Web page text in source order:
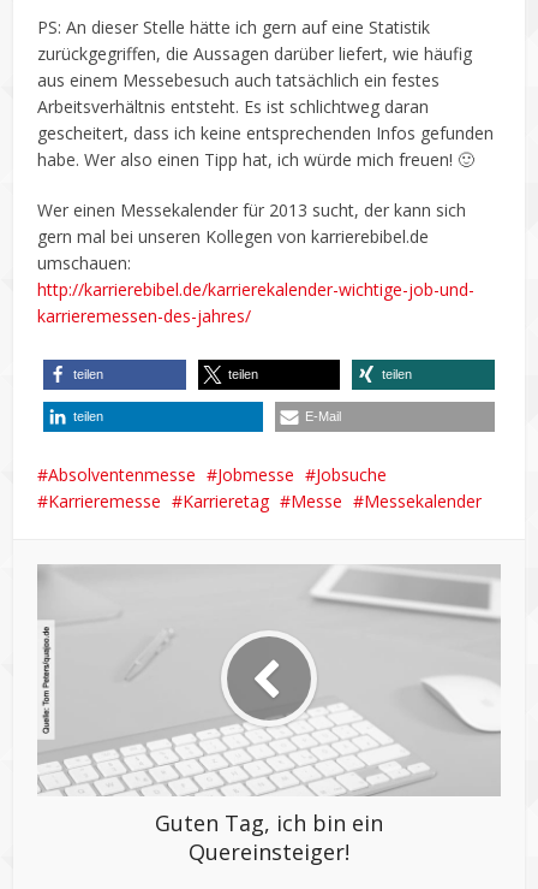
PS: An dieser Stelle hätte ich gern auf eine Statistik
zurückgegriffen, die Aussagen darüber liefert, wie häufig
aus einem Messebesuch auch tatsächlich ein festes
Arbeitsverhältnis entsteht. Es ist schlichtweg daran
gescheitert, dass ich keine entsprechenden Infos gefunden
habe. Wer also einen Tipp hat, ich würde mich freuen! 🙂
Wer einen Messekalender für 2013 sucht, der kann sich
gern mal bei unseren Kollegen von karrierebibel.de
umschauen:
http://karrierebibel.de/karrierekalender-wichtige-job-und-
karrieremessen-des-jahres/
teilen teilen teilen
teilen E-Mail
Absolventenmesse Jobmesse
Jobsuche
Karrieremesse
Karrieretag Messe Messekalender
Guten Tag, ich bin ein
Quereinsteiger!